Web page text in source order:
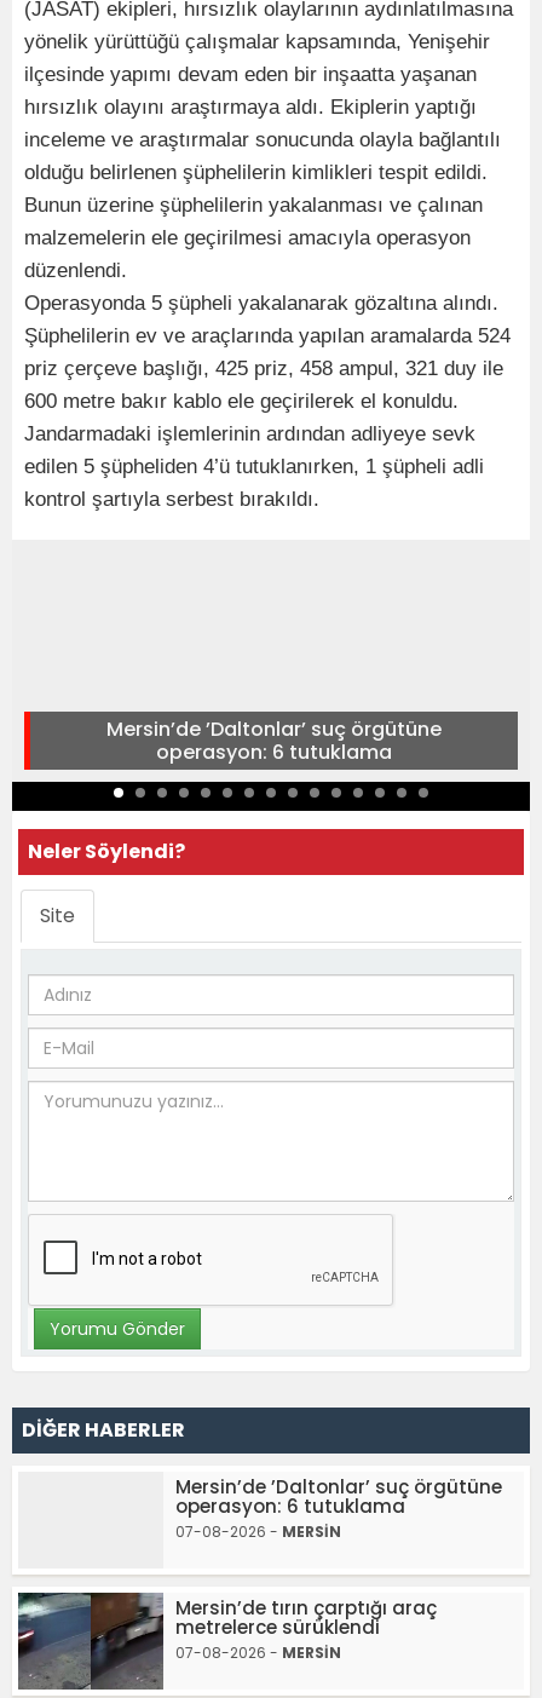
(JASAT) ekipleri, hırsızlık olaylarının aydınlatılmasına
yönelik yürüttüğü çalışmalar kapsamında, Yenişehir
ilçesinde yapımı devam eden bir inşaatta yaşanan
hırsızlık olayını araştırmaya aldı. Ekiplerin yaptığı
inceleme ve araştırmalar sonucunda olayla bağlantılı
olduğu belirlenen şüphelilerin kimlikleri tespit edildi.
Bunun üzerine şüphelilerin yakalanması ve çalınan
malzemelerin ele geçirilmesi amacıyla operasyon
düzenlendi.
Operasyonda 5 şüpheli yakalanarak gözaltına alındı.
Şüphelilerin ev ve araçlarında yapılan aramalarda 524
priz çerçeve başlığı, 425 priz, 458 ampul, 321 duy ile
600 metre bakır kablo ele geçirilerek el konuldu.
Jandarmadaki işlemlerinin ardından adliyeye sevk
edilen 5 şüpheliden 4’ü tutuklanırken, 1 şüpheli adli
kontrol şartıyla serbest bırakıldı.
Mersin’de ’Daltonlar’ suç örgütüne
operasyon: 6 tutuklama
Neler Söylendi?
Site
DİĞER HABERLER
Mersin’de ’Daltonlar’ suç örgütüne
operasyon: 6 tutuklama
07-08-2026 - MERSİN
Mersin’de tırın çarptığı araç
metrelerce sürüklendi
07-08-2026 - MERSİN